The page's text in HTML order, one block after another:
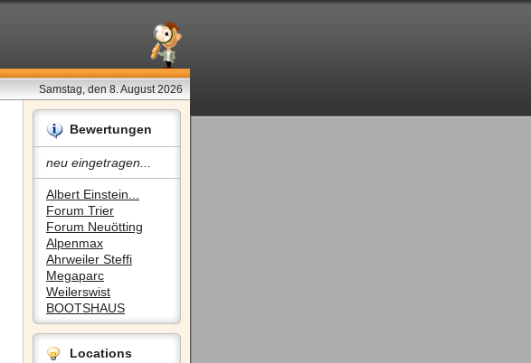
Samstag, den 8. August 2026
Bewertungen
neu eingetragen...
Albert Einstein...
Forum Trier
Forum Neuötting
Alpenmax
Ahrweiler Steffi
Megaparc
Weilerswist
BOOTSHAUS
Locations